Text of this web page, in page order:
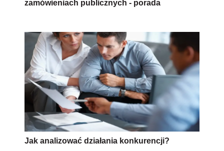
zamówieniach publicznych - porada
Jak analizować działania konkurencji?